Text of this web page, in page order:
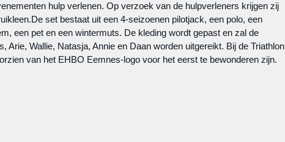
hulp verlenen. Op verzoek van de hulpverleners krijgen zij
set bestaat uit een 4-seizoenen pilotjack, een polo, een
een pet en een wintermuts. De kleding wordt gepast en zal de
Arie, Wallie, Natasja, Annie en Daan worden uitgereikt. Bij de Triathlon
van het EHBO Eemnes-logo voor het eerst te bewonderen zijn.